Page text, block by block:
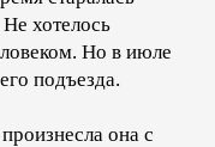
хотелось
Но в июле
подъезда.
она с